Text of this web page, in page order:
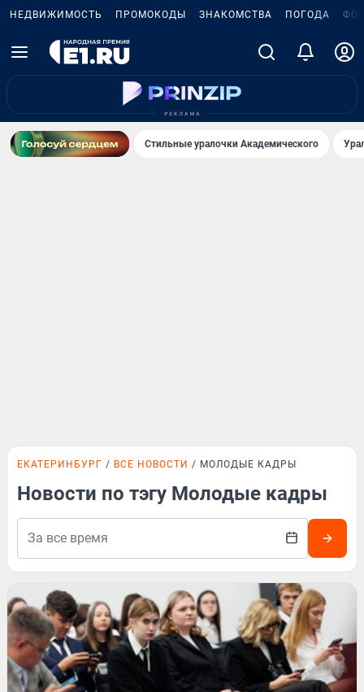
НЕДВИЖИМОСТЬ ПРОМОКОДЫ ЗНАКОМСТВА ПОГОДА
Стильные уралочки Академического
ЕКАТЕРИНБУРГ ВСЕ НОВОСТИ МОЛОДЫЕ КАДРЫ
Новости по тэгу Молодые кадры